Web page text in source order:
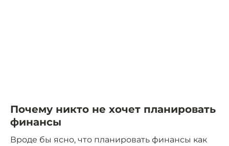
Почему никто не хочет планировать
финансы
Вроде бы ясно, что планировать финансы как